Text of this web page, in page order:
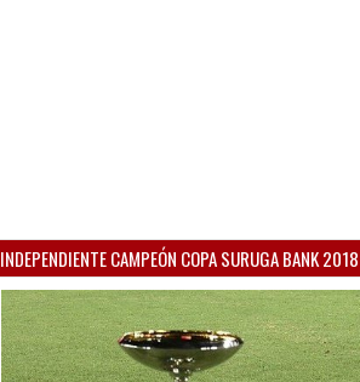
INDEPENDIENTE CAMPEÓN COPA SURUGA BANK 2018